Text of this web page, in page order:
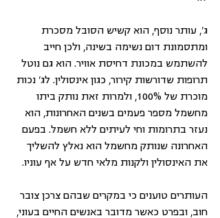
ג', עותר נוסף, הוא קשיש הסובל מסכרת
ומתסמונת דום נשימה בשינה, ולכן חייב
להשתמש במכונת דחיסת אוויר. הוא גם נוטל
תרופות שדורשות קירור, כגון אינסולין. לג' נכות
מוכרת של 100%, ולמרות זאת נותק ביתו
מחשמל מספר פעמים בשנים האחרונות, הוא
נעזר בתרומות וחי לעיתים ללא חשמל. בפעם
האחרונה שנותק מחשמל הוא נאלץ להשליך
את האינסולין ולקנות מלאי חדש על אף עוניו.
העותרים טוענים כי במקרים שבהם צרכן צובר
חוב, ובפרט כאשר מדובר באנשים החיים בעוני,